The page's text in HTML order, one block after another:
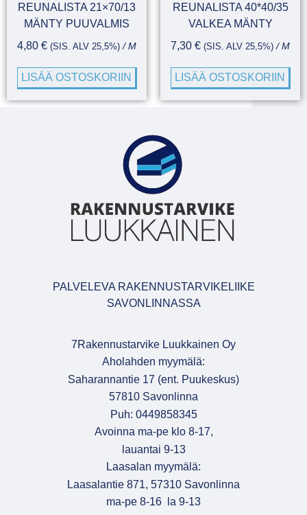
REUNALISTA 21×70/13
MÄNTY PUUVALMIS
4,80 € (SIS. ALV 25,5%) / M
LISÄÄ OSTOSKORIIN
REUNALISTA 40*40/35
VALKEA MÄNTY
7,30 € (SIS. ALV 25,5%) / M
LISÄÄ OSTOSKORIIN
PALVELEVA RAKENNUSTARVIKELIIKE
SAVONLINNASSA
7Rakennustarvike Luukkainen Oy
Aholahden myymälä:
Saharannantie 17 (ent. Puukeskus)
57810 Savonlinna
Puh: 0449858345
Avoinna ma-pe klo 8-17,
lauantai 9-13
Laasalan myymälä:
Laasalantie 871, 57310 Savonlinna
ma-pe 8-16 la 9-13